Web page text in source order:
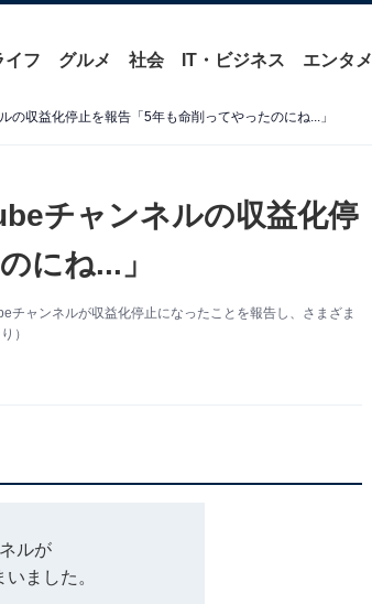
イフ グルメ 社会 IT・ビジネス エンタメ
の収益化停止を報告「5年も命削ってやったのにね...」
チャンネルの収益化停
にね...」
ャンネルが収益化停止になったことを報告し、さまざま
）
ルが
ました。